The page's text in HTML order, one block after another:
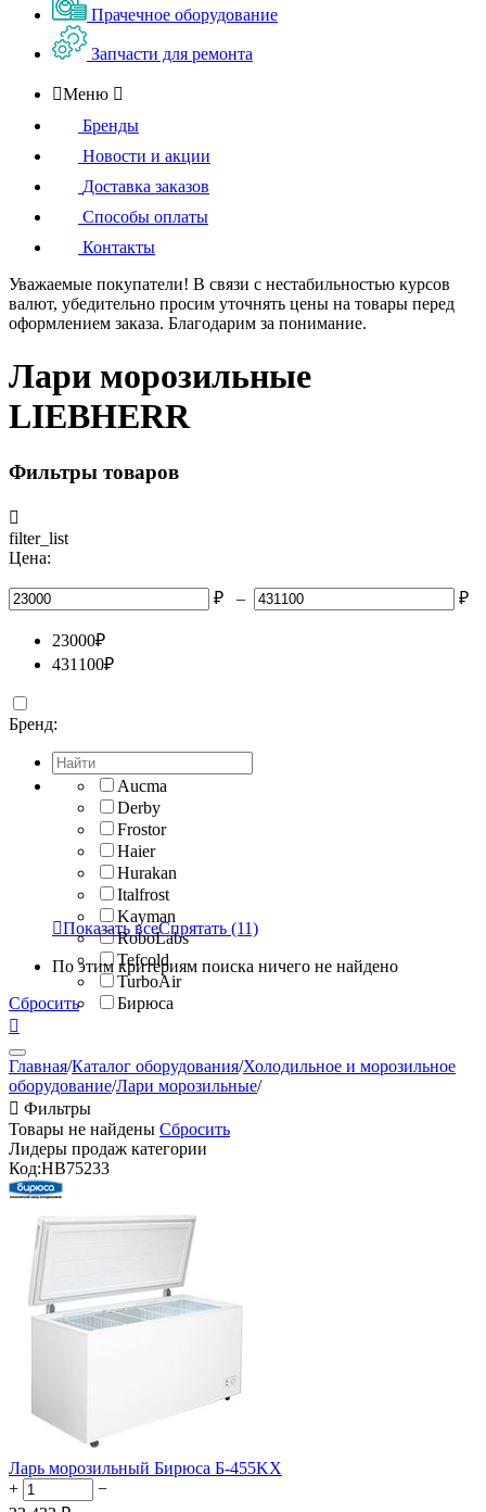
Прачечное оборудование
Запчасти для ремонта
Меню 
Бренды
Новости и акции
Доставка заказов
Способы оплаты
Контакты
Уважаемые покупатели! В связи с нестабильностью курсов
валют, убедительно просим уточнять цены на товары перед
оформлением заказа. Благодарим за понимание.
Лари морозильные
LIEBHERR
Фильтры товаров

filter_list
Цена:
₽ – ₽
23000₽
431100₽
Бренд:
Aucma
Derby
Frostor
Haier
Hurakan
Italfrost
Kayman
RoboLabs
Tefcold
TurboAir
Бирюса
Показать всеСпрятать (11)
По этим критериям поиска ничего не найдено
Сбросить

Главная/Каталог оборудования/Холодильное и морозильное
оборудование/Лари морозильные/
 Фильтры
Товары не найдены Сбросить
Лидеры продаж категории
Код:HB75233
Ларь морозильный Бирюса Б-455KX
+
−